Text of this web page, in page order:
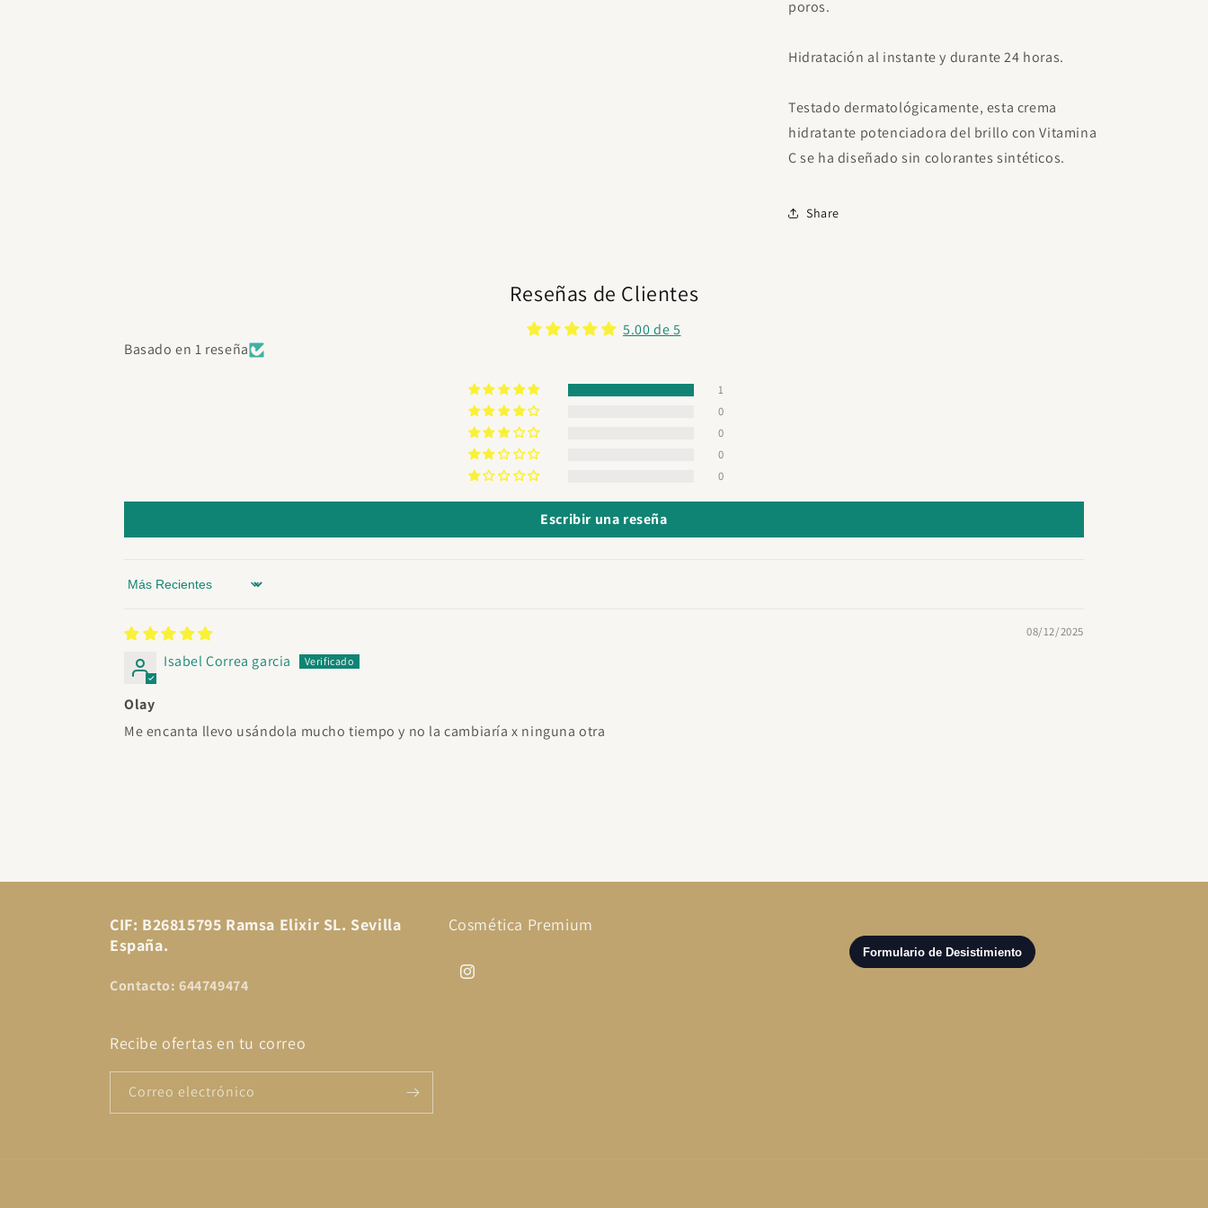
poros.
Hidratación al instante y durante 24 horas.
Testado dermatológicamente, esta crema
hidratante potenciadora del brillo con Vitamina
C se ha diseñado sin colorantes sintéticos.
Share
Reseñas de Clientes
5.00 de 5
Basado en 1 reseña
1
0
0
0
0
Escribir una reseña
Sort by
08/12/2025
Isabel Correa garcia
Olay
Me encanta llevo usándola mucho tiempo y no la cambiaría x ninguna otra
CIF: B26815795 Ramsa Elixir SL. Sevilla
España.
Contacto: 644749474
Cosmética Premium
Instagram
Recibe ofertas en tu correo
Correo electrónico